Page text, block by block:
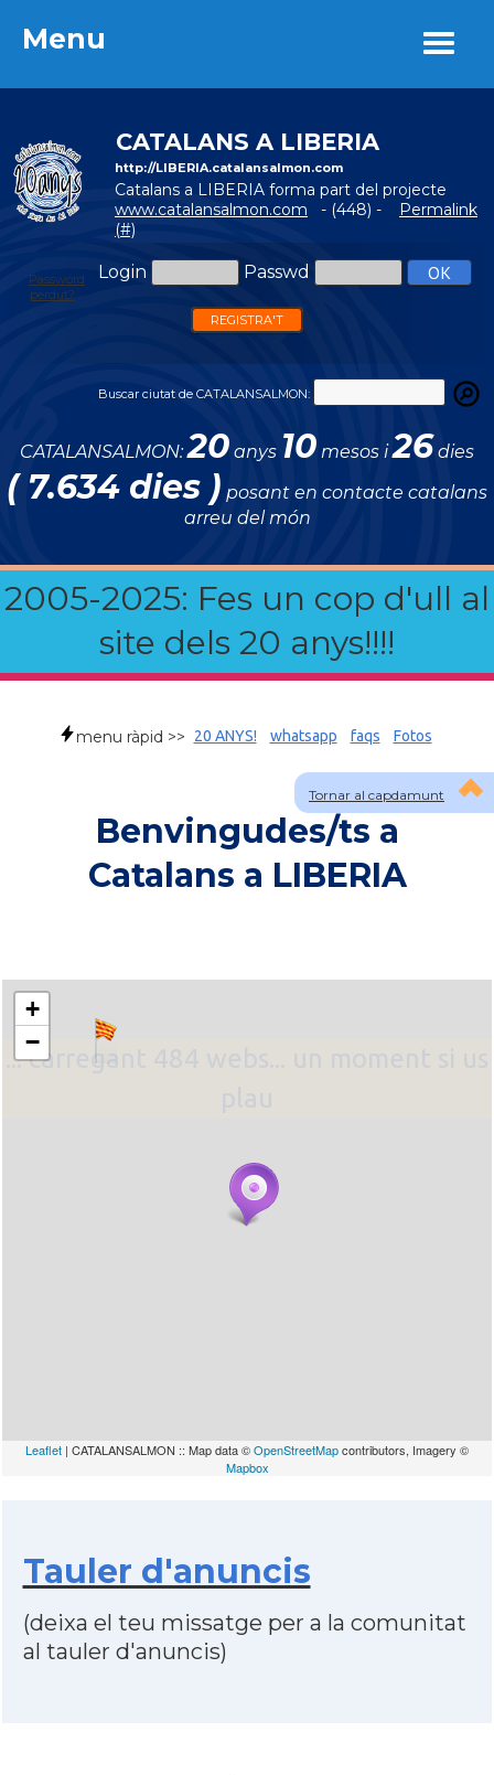
Menu
CATALANS A LIBERIA
http://LIBERIA.catalansalmon.com
Catalans a LIBERIA forma part del projecte
www.catalansalmon.com - (448) - Permalink
(#)
Login Passwd
Password
perdut?
REGISTRA'T
Buscar ciutat de CATALANSALMON:
CATALANSALMON:20 anys 10 mesos i26 dies
( 7.634 dies ) posant en contacte catalans
arreu del món
2005-2025: Fes un cop d'ull al
site dels 20 anys!!!!
Menu
Tornar al capdamunt
menu ràpid >> 20 ANYS! whatsapp faqs Fotos
Benvingudes/ts a
Catalans a LIBERIA
... carregant 484 webs... un moment si us
+
−
Leaflet | CATALANSALMON :: Map data ©OpenStreetMapcontributors, Imagery ©
Mapbox
Tauler d'anuncis
(deixa el teu missatge per a la comunitat
al tauler d'anuncis)